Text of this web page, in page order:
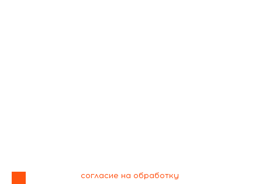
согласие на обработку